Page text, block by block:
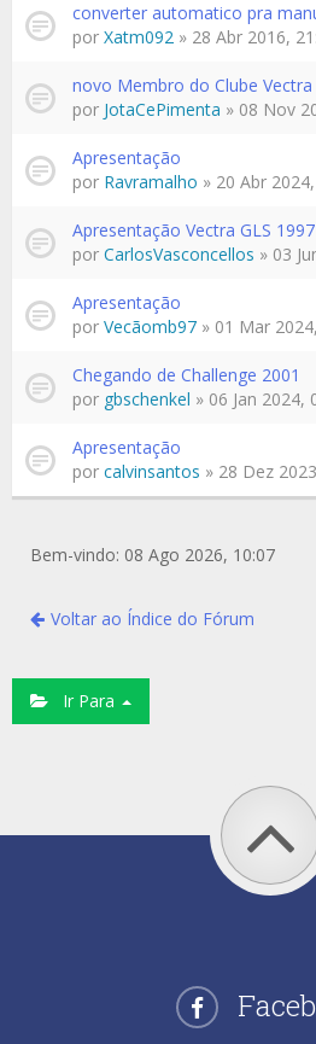
converter automatico pra
por Xatm092 » 28 Abr 2016,
novo Membro do Clube
por JotaCePimenta » 08 Nov
Apresentação
por Ravramalho » 20 Abr
Apresentação Vectra GLS 1997
por CarlosVasconcellos » 03
Apresentação
por Vecãomb97 » 01 Mar
Chegando de Challenge 2001
por gbschenkel » 06 Jan 2024,
Apresentação
por calvinsantos » 28 Dez
Bem-vindo: 08 Ago 2026, 10:07
Voltar ao Índice do Fórum
Ir Para